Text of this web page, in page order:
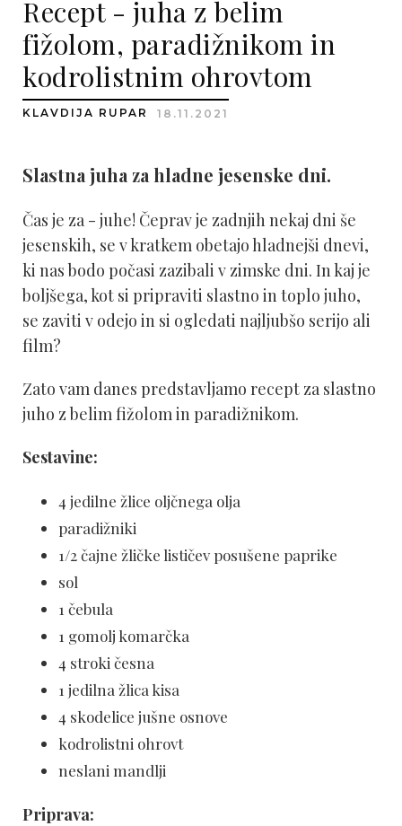
Recept - juha z belim
fižolom, paradižnikom in
kodrolistnim ohrovtom
KLAVDIJA RUPAR 18.11.2021
Slastna juha za hladne jesenske dni.
Čas je za - juhe! Čeprav je zadnjih nekaj dni še
jesenskih, se v kratkem obetajo hladnejši dnevi,
ki nas bodo počasi zazibali v zimske dni. In kaj je
boljšega, kot si pripraviti slastno in toplo juho,
se zaviti v odejo in si ogledati najljubšo serijo ali
film?
Zato vam danes predstavljamo recept za slastno
juho z belim fižolom in paradižnikom.
Sestavine:
4 jedilne žlice oljčnega olja
paradižniki
1/2 čajne žličke lističev posušene paprike
sol
1 čebula
1 gomolj komarčka
4 stroki česna
1 jedilna žlica kisa
4 skodelice jušne osnove
kodrolistni ohrovt
neslani mandlji
Priprava: